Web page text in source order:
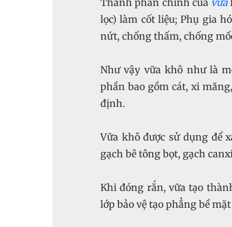
Thành phần chính của vữa
lọc) làm cốt liệu; Phụ gia
nứt, chống thấm, chống
Như vậy vữa khô như là
phần bao gồm cát, xi
định.
Vữa khô được sử dụng để
gạch bê tông bọt, gạch
Khi đóng rắn, vữa tạo
lớp bảo vệ tạo phẳng bề